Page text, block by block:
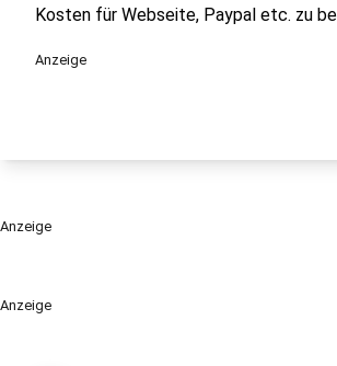
Anzeige
Kosten für Webseite, Paypal etc. zu
Anzeige
Anzeige